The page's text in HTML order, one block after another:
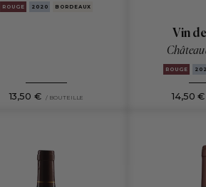
ROUGE 2020 BORDEAUX
13,50 € / BOUTEILLE
Vin
Château
ROUGE
14,50 €